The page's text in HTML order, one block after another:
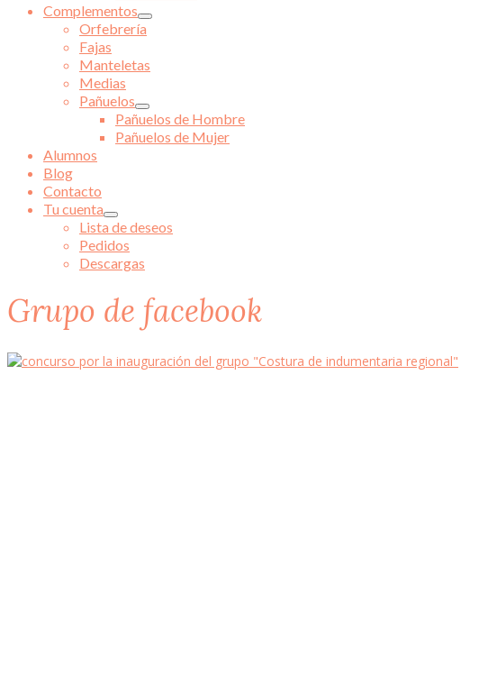
Complementos
Orfebrería
Fajas
Manteletas
Medias
Pañuelos
Pañuelos de Hombre
Pañuelos de Mujer
Alumnos
Blog
Contacto
Tu cuenta
Lista de deseos
Pedidos
Descargas
Grupo de facebook